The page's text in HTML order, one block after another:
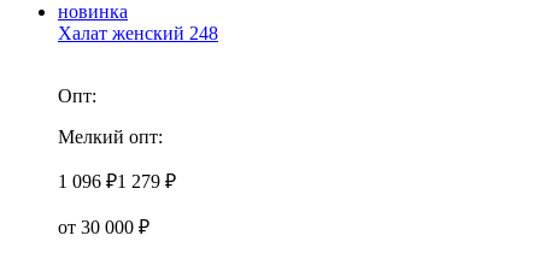
новинка
Халат женский 248
Опт:
Мелкий опт:
1 096 ₽1 279 ₽
от 30 000 ₽